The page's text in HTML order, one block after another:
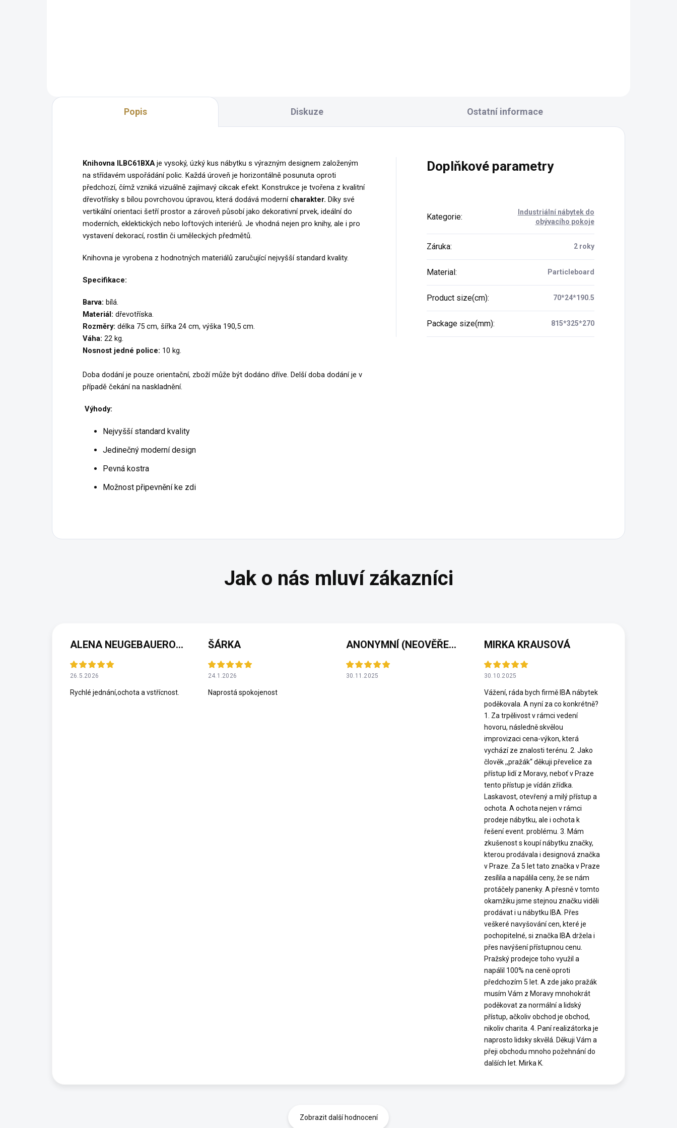
Popis Diskuze Ostatní informace
Knihovna ILBC61BXA je vysoký, úzký kus nábytku s výrazným designem založeným
na střídavém uspořádání polic. Každá úroveň je horizontálně posunuta oproti
předchozí, čímž vzniká vizuálně zajímavý cikcak efekt. Konstrukce je tvořena z kvalitní
dřevotřísky s bílou povrchovou úpravou, která dodává modernícharakter. Díky své
vertikální orientaci šetří prostor a zároveň působí jako dekorativní prvek, ideální do
moderních, eklektických nebo loftových interiérů. Je vhodná nejen pro knihy, ale i pro
vystavení dekorací, rostlin či uměleckých předmětů.
Knihovna je vyrobena z hodnotných materiálů zaručující nejvyšší standard kvality.
Specifikace:
Barva: bílá.
Materiál: dřevotříska.
Rozměry: délka 75 cm, šířka 24 cm, výška 190,5 cm.
Váha: 22 kg.
Nosnost jedné police: 10 kg.
Doba dodání je pouze orientační, zboží může být dodáno dříve. Delší doba dodání je v
případě čekání na naskladnění.
Výhody:
Nejvyšší standard kvality
Jedinečný moderní design
Pevná kostra
Možnost připevnění ke zdi
Doplňkové parametry
Kategorie:
Industriální nábytek do
obývacího pokoje
Záruka: 2 roky
Material: Particleboard
Product size(cm): 70*24*190.5
Package size(mm): 815*325*270
ALENA NEUGEBAUEROVÁ
26.5.2026
Rychlé jednání,ochota a vstřícnost.
ŠÁRKA
24.1.2026
Naprostá spokojenost
ANONYMNÍ (NEOVĚŘENÁ RECENZE)
30.11.2025
MIRKA KRAUSOVÁ
30.10.2025
Vážení, ráda bych firmě IBA nábytek
poděkovala. A nyní za co konkrétně?
1. Za trpělivost v rámci vedení
hovoru, následně skvělou
improvizaci cena-výkon, která
vychází ze znalosti terénu. 2. Jako
člověk ,,pražák“ děkuji převelice za
přístup lidí z Moravy, neboť v Praze
tento přístup je vídán zřídka.
Laskavost, otevřený a milý přístup a
ochota. A ochota nejen v rámci
prodeje nábytku, ale i ochota k
řešení event. problému. 3. Mám
zkušenost s koupí nábytku značky,
kterou prodávala i designová značka
v Praze. Za 5 let tato značka v Praze
zesílila a napálila ceny, že se nám
protáčely panenky. A přesně v tomto
okamžiku jsme stejnou značku viděli
prodávat i u nábytku IBA. Přes
veškeré navyšování cen, které je
pochopitelné, si značka IBA držela i
přes navýšení přístupnou cenu.
Pražský prodejce toho využil a
napálil 100% na ceně oproti
předchozím 5 let. A zde jako pražák
musím Vám z Moravy mnohokrát
poděkovat za normální a lidský
přístup, ačkoliv obchod je obchod,
nikoliv charita. 4. Paní realizátorka je
naprosto lidsky skvělá. Děkuji Vám a
přeji obchodu mnoho požehnání do
dalších let. Mirka K.
Zobrazit další hodnocení